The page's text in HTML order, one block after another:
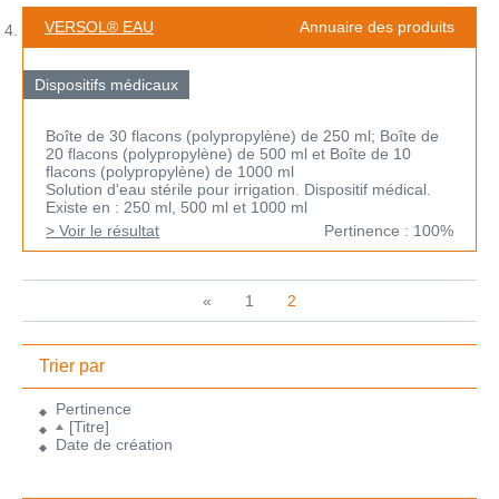
VERSOL® EAU Annuaire des produits
Dispositifs médicaux
Boîte de 30 flacons (polypropylène) de 250 ml; Boîte de
20 flacons (polypropylène) de 500 ml et Boîte de 10
flacons (polypropylène) de 1000 ml
Solution d'eau stérile pour irrigation. Dispositif médical.
Existe en : 250 ml, 500 ml et 1000 ml
> Voir le résultat
Pertinence : 100%
« 1 2
Trier par
Pertinence
[Titre]
Date de création